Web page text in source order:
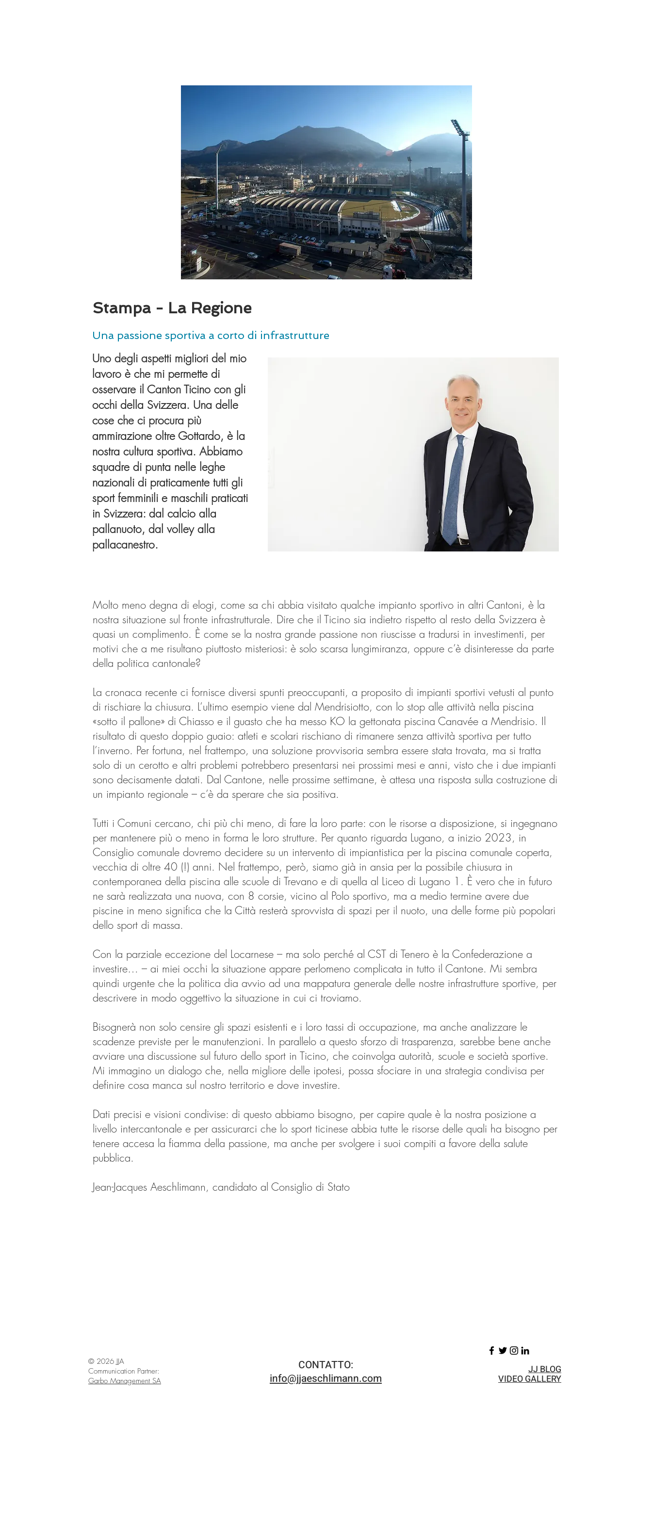
Stampa - La Regione
Una passione sportiva a corto di infrastrutture
Uno degli aspetti migliori del mio
lavoro è che mi permette di
osservare il Canton Ticino con gli
occhi della Svizzera. Una delle
cose che ci procura più
ammirazione oltre Gottardo, è la
nostra cultura sportiva. Abbiamo
squadre di punta nelle leghe
nazionali di praticamente tutti gli
sport femminili e maschili praticati
in Svizzera: dal calcio alla
pallanuoto, dal volley alla
pallacanestro.
Molto meno degna di elogi, come sa chi abbia visitato qualche impianto sportivo in altri Cantoni, è la
nostra situazione sul fronte infrastrutturale. Dire che il Ticino sia indietro rispetto al resto della Svizzera è
quasi un complimento. È come se la nostra grande passione non riuscisse a tradursi in investimenti, per
motivi che a me risultano piuttosto misteriosi: è solo scarsa lungimiranza, oppure c’è disinteresse da parte
della politica cantonale?
La cronaca recente ci fornisce diversi spunti preoccupanti, a proposito di impianti sportivi vetusti al punto
di rischiare la chiusura. L’ultimo esempio viene dal Mendrisiotto, con lo stop alle attività nella piscina
«sotto il pallone» di Chiasso e il guasto che ha messo KO la gettonata piscina Canavée a Mendrisio. Il
risultato di questo doppio guaio: atleti e scolari rischiano di rimanere senza attività sportiva per tutto
l’inverno. Per fortuna, nel frattempo, una soluzione provvisoria sembra essere stata trovata, ma si tratta
solo di un cerotto e altri problemi potrebbero presentarsi nei prossimi mesi e anni, visto che i due impianti
sono decisamente datati. Dal Cantone, nelle prossime settimane, è attesa una risposta sulla costruzione di
un impianto regionale – c’è da sperare che sia positiva.
Tutti i Comuni cercano, chi più chi meno, di fare la loro parte: con le risorse a disposizione, si ingegnano
per mantenere più o meno in forma le loro strutture. Per quanto riguarda Lugano, a inizio 2023, in
Consiglio comunale dovremo decidere su un intervento di impiantistica per la piscina comunale coperta,
vecchia di oltre 40 (!) anni. Nel frattempo, però, siamo già in ansia per la possibile chiusura in
contemporanea della piscina alle scuole di Trevano e di quella al Liceo di Lugano 1. È vero che in futuro
ne sarà realizzata una nuova, con 8 corsie, vicino al Polo sportivo, ma a medio termine avere due
piscine in meno significa che la Città resterà sprovvista di spazi per il nuoto, una delle forme più popolari
dello sport di massa.
Con la parziale eccezione del Locarnese – ma solo perché al CST di Tenero è la Confederazione a
investire… – ai miei occhi la situazione appare perlomeno complicata in tutto il Cantone. Mi sembra
quindi urgente che la politica dia avvio ad una mappatura generale delle nostre infrastrutture sportive, per
descrivere in modo oggettivo la situazione in cui ci troviamo.
Bisognerà non solo censire gli spazi esistenti e i loro tassi di occupazione, ma anche analizzare le
scadenze previste per le manutenzioni. In parallelo a questo sforzo di trasparenza, sarebbe bene anche
avviare una discussione sul futuro dello sport in Ticino, che coinvolga autorità, scuole e società sportive.
Mi immagino un dialogo che, nella migliore delle ipotesi, possa sfociare in una strategia condivisa per
definire cosa manca sul nostro territorio e dove investire.
Dati precisi e visioni condivise: di questo abbiamo bisogno, per capire quale è la nostra posizione a
livello intercantonale e per assicurarci che lo sport ticinese abbia tutte le risorse delle quali ha bisogno per
tenere accesa la fiamma della passione, ma anche per svolgere i suoi compiti a favore della salute
pubblica.
Jean-Jacques Aeschlimann, candidato al Consiglio di Stato
© 2026 JJA
Communication Partner:
Garbo Management SA
CONTATTO:
info@jjaeschlimann.com
JJ BLOG
VIDEO GALLERY